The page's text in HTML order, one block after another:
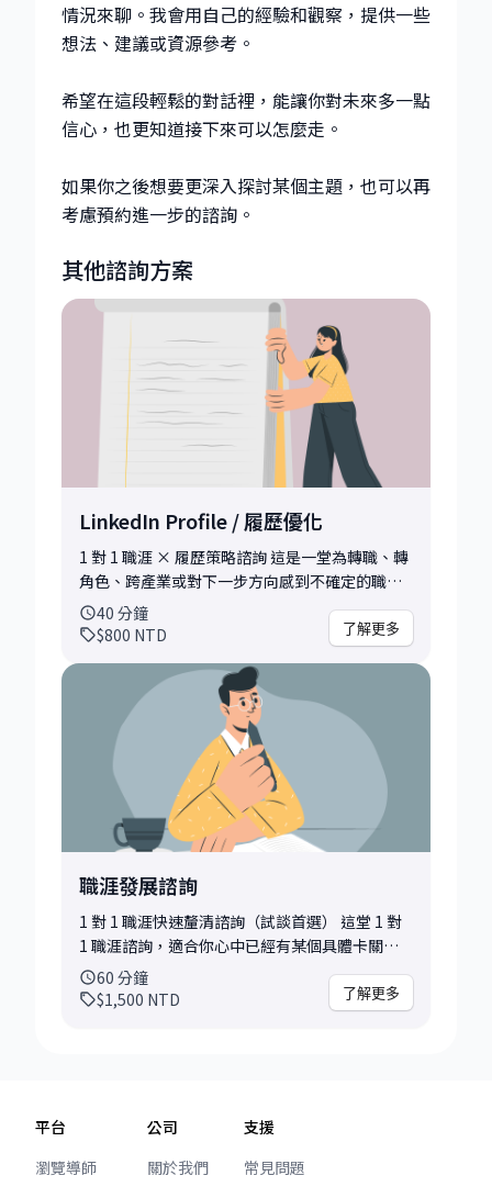
情況來聊。我會用自己的經驗和觀察，提供一些
想法、建議或資源參考。
希望在這段輕鬆的對話裡，能讓你對未來多一點
信心，也更知道接下來可以怎麼走。
如果你之後想要更深入探討某個主題，也可以再
其他諮詢方案
LinkedIn Profile / 履歷優化
1 對 1 職涯 × 履歷策略諮詢 這是一堂為轉職、轉
角色、跨產業或對下一步方向感到不確定的職場
人士設計的 1 對 1 諮詢。 我擁有 25 年在 IBM、
Philips、HP 等跨國企業的工作經驗，歷經工
程、客戶端、管理與組織發展角色，清楚知道履
歷與面試真正被期待看到的是什麼。 在諮詢中，
我會協助你： * 釐清履歷的角色定位與核心價值 *
強化關鍵成就與影響力的表達方式 * 調整敘述結
構，讓履歷更符合目標職位與 * 為轉職或跨領域
背景，找出有說服力的包裝策略 本諮詢不只是修
改文字，而是幫你把過去經驗整理成能被看見、
也能被選擇的職涯敘事。 諮詢前，你需要準備 你
目前的履歷 or LinkedIn profile 連結 你的求職目
標（職位名稱／公司／產業或方向） 我會在會談
前先進行審閱，確保對你的背景與處境有基本理
解。
40 分鐘
$800 NTD 了解更多
職涯發展諮詢
1 對 1 職涯快速釐清諮詢（試談首選） 這堂 1 對
1 職涯諮詢，適合你心中已經有某個具體卡關或
疑問，希望能在短時間內獲得清楚方向與實務建
議；也很適合作為第一次會談，讓你先感受我的
往往不是因為不努力，而是需要有人幫你把問題
問對、把選項看清楚。 在這段時間裡，我會先快
速理解你的背景與現況，協助你聚焦真正的核心
60 分鐘
$1,500 NTD 了解更多
平台
瀏覽導師
公司
關於我們
支援
常見問題